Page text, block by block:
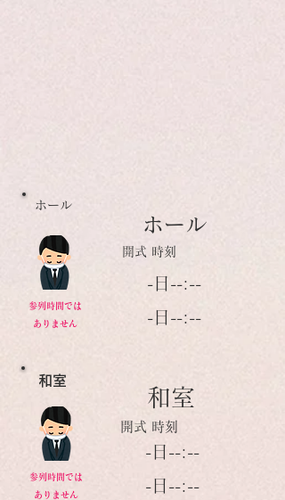
ホール
参列時間では
ありません
開式 時刻
ホール
-日--:--
-日--:--
和室
参列時間では
ありません
和室
開式 時刻
-日--:--
-日--:--